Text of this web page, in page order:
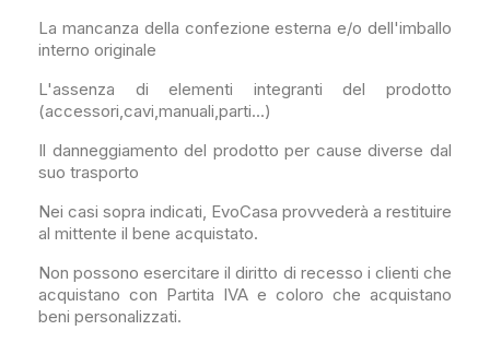
La mancanza della confezione esterna e/o dell'imballo
interno originale
L'assenza di elementi integranti del prodotto
(accessori,cavi,manuali,parti...)
Il danneggiamento del prodotto per cause diverse dal
suo trasporto
Nei casi sopra indicati, EvoCasa provvederà a restituire
al mittente il bene acquistato.
Non possono esercitare il diritto di recesso i clienti che
acquistano con Partita IVA e coloro che acquistano
beni personalizzati.